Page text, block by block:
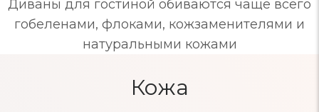
Диваны для гостиной обиваются чаще всего
гобеленами, флоками, кожзаменителями и
натуральными кожами
Кожа